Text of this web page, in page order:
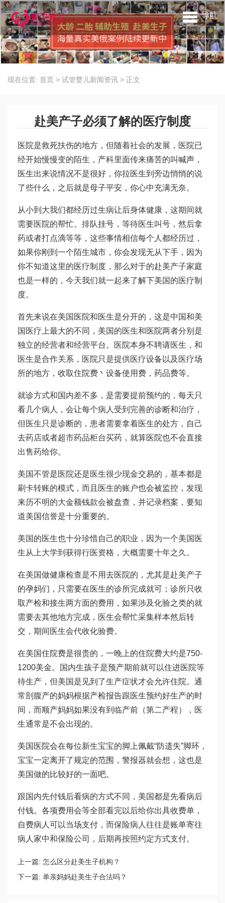
导航
现在位置: 首页 > 试管婴儿新闻资讯 > 正文
赴美产子必须了解的医疗制度
医院是救死扶伤的地方，但随着社会的发展，医院已
经开始慢慢变的陌生，产科里面传来痛苦的叫喊声，
医生出来说情况不是很好，你拉医生到旁边悄悄的说
了些什么，之后就是母子平安，你心中充满无奈。
从小到大我们都经历过生病让后身体健康，这期间就
需要医院的帮忙。排队挂号，等待医生叫号，然后拿
药或者打点滴等等，这些事情相信每个人都经历过，
如果你刚到一个陌生城市，你会发现无从下手，因为
你不知道这里的医疗制度，那么对于的赴美产子家庭
也是一样的，今天我们就一起来了解下美国的医疗制
度。
首先来说在美国医院和医生是分开的，这是中国和美
国医疗上最大的不同，美国的医生和医院两者分别是
独立的经营者和经营平台。医院本身不聘请医生，和
医生是合作关系，医院只是提供医疗设备以及医疗场
所的地方，收取住院费丶设备使用费，药品费等。
就诊方式和国内差不多，是需要提前预约的，每天只
看几个病人，会让每个病人受到完善的诊断和治疗，
但医生只是诊断的，患者需要拿着医生的处方，自己
去药店或者超市药品柜台买药，就算医院也不会直接
出售药给你。
美国不管是医院还是医生很少现金交易的，基本都是
刷卡转账的模式，而且医生的账户也会被监控，发现
来历不明的大金额钱款会被盘查，并记录档案，要知
道美国信誉是十分重要的。
美国的医生也十分珍惜自己的职业，因为一个美国医
生从上大学到获得行医资格，大概需要十年之久。
在美国做健康检查是不用去医院的，尤其是赴美产子
的孕妈们，只需要在医生的诊所完成就可；诊所只收
取产检和接生两方面的费用，如果涉及化验之类的就
需要去其他地方完成，医生会帮忙采集样本然后转
交，期间医生会代收化验费。
在美国住院费是很贵的，一晚上的住院费大约是750-
1200美金。国内生孩子是预产期前就可以住进医院等
待生产，但美国是见到了生产症状才会允许住院。通
常剖腹产的妈妈根据产检报告跟医生预约好生产的时
间，而顺产妈妈如果没有到临产前（第二产程），医
生通常是不会出现的。
美国医院会在每位新生宝宝的脚上佩戴“防遗失”脚环，
宝宝一定离开了规定的范围，警报器就会想，这也是
美国做的比较好的一面吧。
跟国内先付钱后看病的方式不同，美国都是先看病后
付钱。各项费用会等全部看完以后给你出具收费单，
自费病人可以当场支付，而保险病人往往是账单寄往
病人家中和保险公司，后期再按照约定方式支付。
上一篇: 怎么区分赴美生子机构？
下一篇: 单亲妈妈赴美生子合法吗？